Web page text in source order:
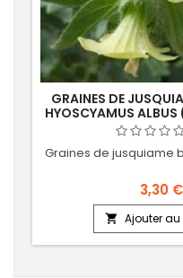
GRAINES DE
HYOSCYAMUS ALBUS
Graines de jusquiame
3,30 €
 Ajouter